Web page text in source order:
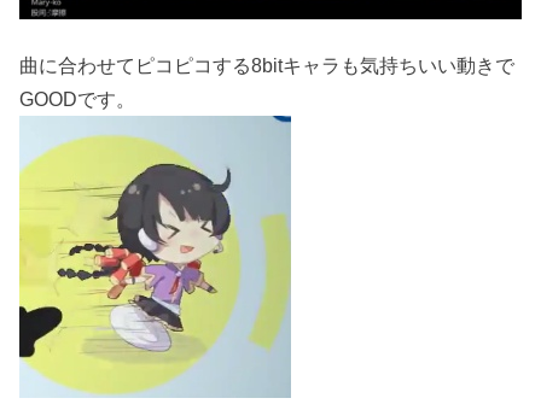
曲に合わせてピコピコする8bitキャラも気持ちいい動きで
GOODです。